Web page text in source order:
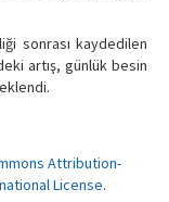
sonrası kaydedilen
artış, günlük besin
Attribution-
License.